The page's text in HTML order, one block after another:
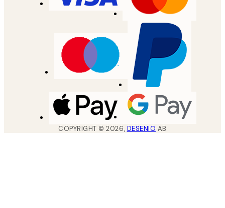
COPYRIGHT ©2026, DESENIO AB